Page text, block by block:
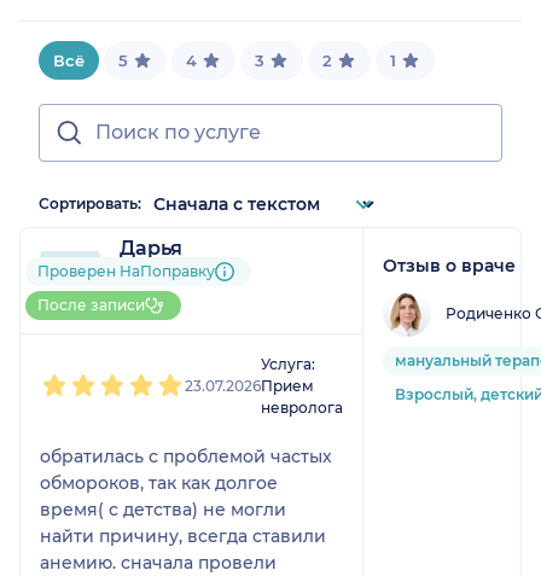
Всё 5 4 3 2 1
Сортировать:
Дарья
1 отзыв
До 5 записей через
НаПоправку
Проверен НаПоправку
После записи
23.07.2026
Услуга:
Прием
невролога
обратилась с проблемой частых
обмороков, так как долгое
время( с детства) не могли
найти причину, всегда ставили
анемию. сначала провели
Отзыв о враче
Родиченко
мануальный
Взрослый,